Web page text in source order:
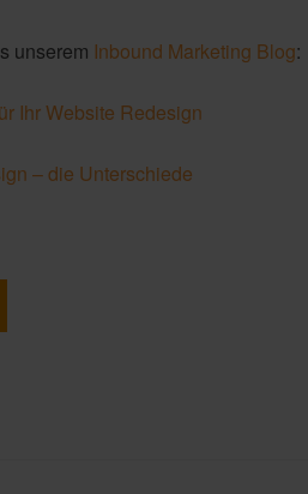
unserem Inbound Marketing Blog:
Ihr Website Redesign
– die Unterschiede